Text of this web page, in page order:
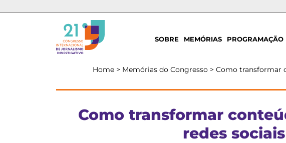
SOBRE MEMÓRIAS PROGRAMAÇÃO
Home > Memórias do Congresso > Como transformar
Como transformar
redes